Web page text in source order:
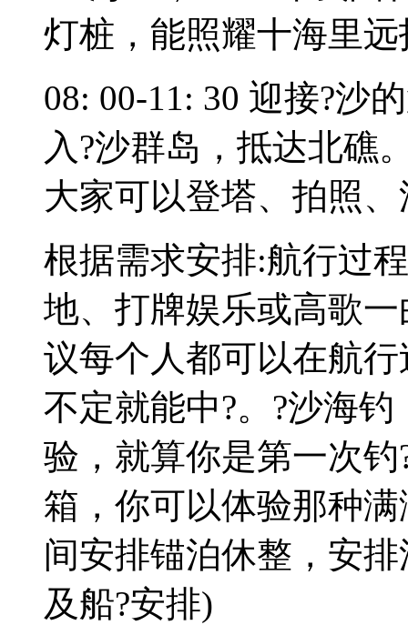
灯桩，能照耀十海里
08: 00-11: 30 迎接?沙
入?沙群岛，抵达北礁
大家可以登塔、拍照
根据需求安排:航行过
地、打牌娱乐或高歌
议每个人都可以在航
不定就能中?。?沙海
验，就算你是第一次
箱，你可以体验那种
间安排锚泊休整，安
及船?安排)